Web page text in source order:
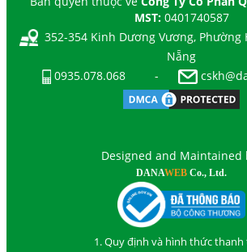
MST: 0401740587
352-354 Kinh Dương Vương, Phường
Nẵng
0935.078.068
-
Designed and Maintained
DANAWEB Co., Ltd.
1. Quy định và hình thức thanh